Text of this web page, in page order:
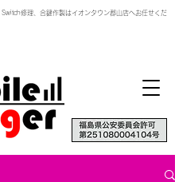
修理、合鍵作製はイオンタウン郡山店へお任せくだ